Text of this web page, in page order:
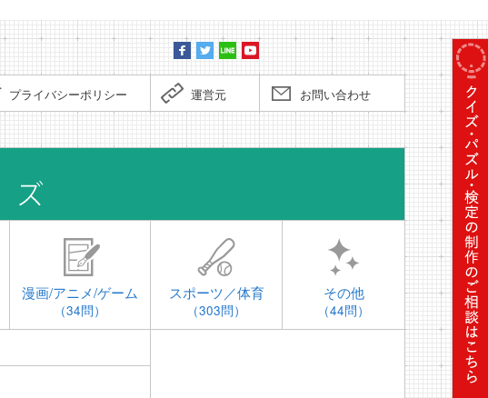
プライバシーポリシー 運営元 お問い合わせ
時事問
漫画/アニメ/ゲーム
（34問）
スポーツ／体育
（303問）
その他
（44問）